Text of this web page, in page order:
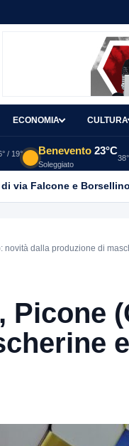
ECONOMIA CULTURA
/ 19° Benevento 23°C
Soleggiato
via Falcone e
novità dalla produzione di
Picone